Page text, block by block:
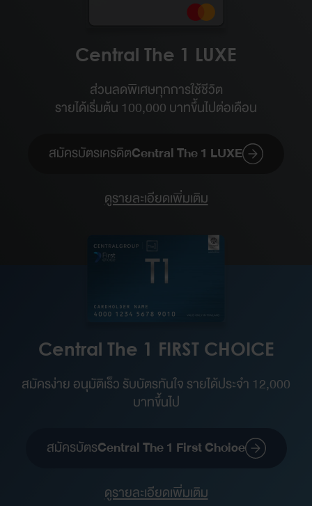
Central The 1 LUXE
ส่วนลดพิเศษทุกการใช้ชีวิต
รายได้เริ่มต้น 100,000 บาทขึ้นไปต่อเดือน​
สมัครบัตรเครดิตCentral The 1 LUXE
ดูรายละเอียดเพิ่มเติม
Central The 1 FIRST CHOICE
สมัครง่าย อนุมัติเร็ว รับบัตรทันใจ รายได้ประจำ 12,000
บาทขึ้นไป
สมัครบัตรCentral The 1 First Choice
ดูรายละเอียดเพิ่มเติม